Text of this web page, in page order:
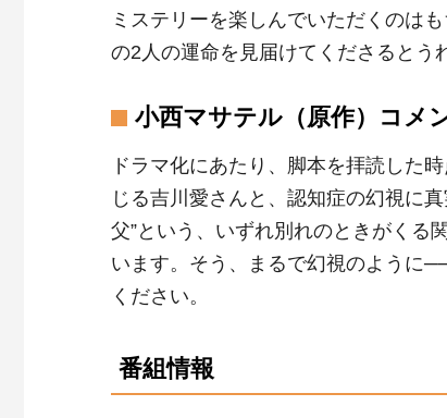
ミステリーを楽しんでいただくのは
の2人の運命を見届けてくださるとう
小西マサテル（原作）コメ
ドラマ化にあたり、脚本を拝読した
じる吉川愛さんと、認知症の幻視に
父”という、いずれ別れのときがくる
います。そう、まるで幻視のように
ください。
番組情報